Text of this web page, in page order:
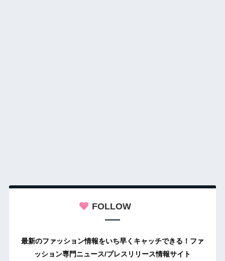
FOLLOW
最新のファッション情報をいち早くキャッチできる！ファ
ッション専門ニュース/プレスリリース情報サイト